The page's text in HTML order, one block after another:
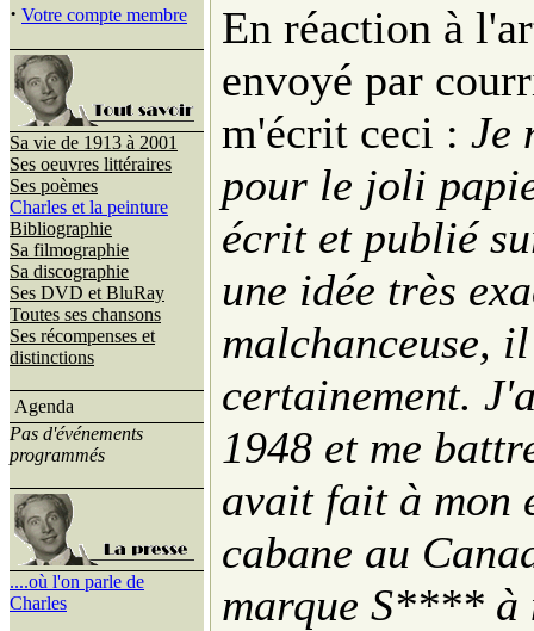
· Votre compte membre
Sa vie de 1913 à 2001
Ses oeuvres littéraires
Ses poèmes
Charles et la peinture
Bibliographie
Sa filmographie
Sa discographie
Ses DVD et BluRay
Toutes ses chansons
Ses récompenses et
distinctions
Agenda
Pas d'événements
programmés
....où l'on parle de
Charles
En réaction à
envoyé par
m'écrit ceci : Je
pour le joli
écrit et publié
une idée très
malchanceuse,
certainement.
1948 et me
avait fait à mon
cabane au
marque S**** à